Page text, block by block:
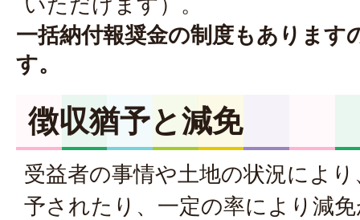
一括納付報奨金の制度もあります
す。
徴収猶予と減免
受益者の事情や土地の状況によ
予されたり、一定の率により減